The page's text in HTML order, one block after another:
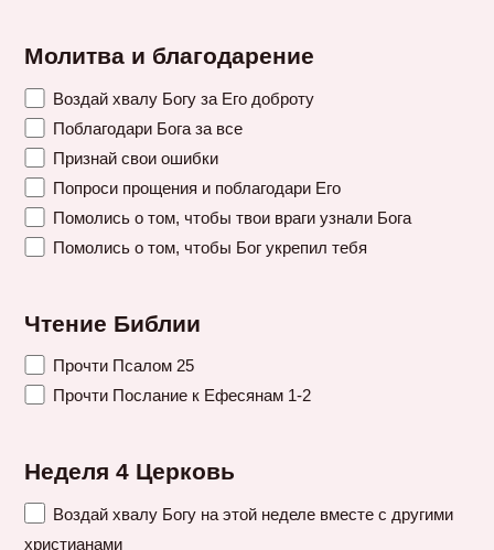
Молитва и благодарение
Воздай хвалу Богу за Его доброту
Поблагодари Бога за все
Признай свои ошибки
Попроси прощения и поблагодари Его
Помолись о том, чтобы твои враги узнали Бога
Помолись о том, чтобы Бог укрепил тебя
Чтение Библии
Прочти Псалом 25
Прочти Послание к Ефесянам 1-2
Неделя 4 Церковь
Воздай хвалу Богу на этой неделе вместе с другими
христианами